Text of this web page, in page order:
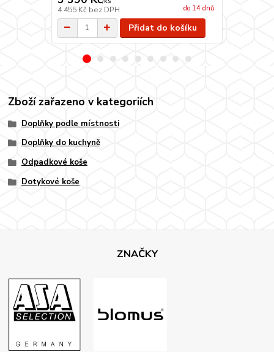
4 455 Kč bez DPH do 14 dnů
Přidat do košíku
Zboží zařazeno v kategoriích
Doplňky podle místnosti
Doplňky do kuchyně
Odpadkové koše
Dotykové koše
ZNAČKY